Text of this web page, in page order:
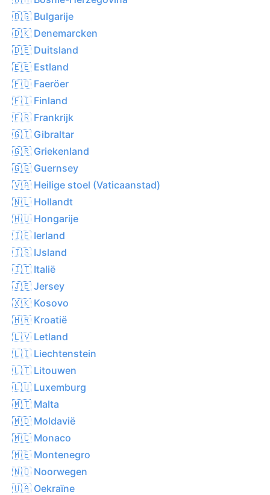
🇧🇬 Bulgarije
🇩🇰 Denemarcken
🇩🇪 Duitsland
🇪🇪 Estland
🇫🇴 Faeröer
🇫🇮 Finland
🇫🇷 Frankrijk
🇬🇮 Gibraltar
🇬🇷 Griekenland
🇬🇬 Guernsey
🇻🇦 Heilige stoel (Vaticaanstad)
🇳🇱 Hollandt
🇭🇺 Hongarije
🇮🇪 Ierland
🇮🇸 IJsland
🇮🇹 Italië
🇯🇪 Jersey
🇽🇰 Kosovo
🇭🇷 Kroatië
🇱🇻 Letland
🇱🇮 Liechtenstein
🇱🇹 Litouwen
🇱🇺 Luxemburg
🇲🇹 Malta
🇲🇩 Moldavië
🇲🇨 Monaco
🇲🇪 Montenegro
🇳🇴 Noorwegen
🇺🇦 Oekraïne